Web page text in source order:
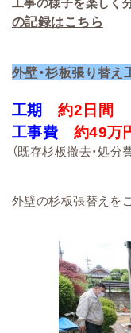
の記録はこちら
外壁・杉板張り替え
工期約2日間
工事費
約49万
（既存杉板撤去・処分
外壁の杉板張替えを